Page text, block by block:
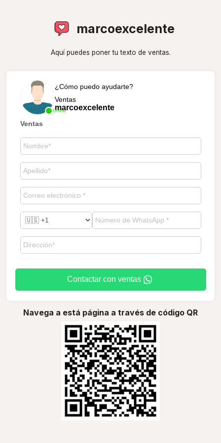
marcoexcelente
Aquí puedes poner tu texto de ventas.
Online
¿Cómo puedo ayudarte?
Ventas
marcoexcelente
Ventas
Contactar con ventas
Navega a está página a través de código QR